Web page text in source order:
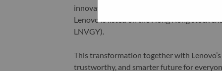
innovation is building a more equitable,
Lenovo is listed on the Hong Kong stock
LNVGY).
This transformation together with
trustworthy, and smarter future for